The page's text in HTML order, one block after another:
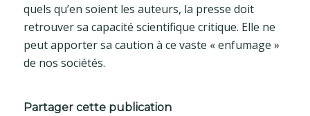
quels qu’en soient les auteurs, la presse doit
retrouver sa capacité scientifique critique. Elle ne
peut apporter sa caution à ce vaste « enfumage »
de nos sociétés.
Partager cette publication